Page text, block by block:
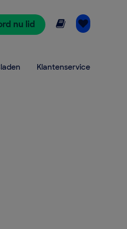
nu lid Online lezen
Klantenservice